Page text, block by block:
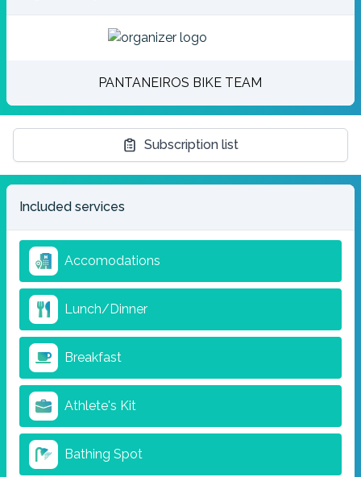
PANTANEIROS BIKE TEAM
Subscription list
Included services
Accomodations
Lunch/Dinner
Breakfast
Athlete's Kit
Bathing Spot